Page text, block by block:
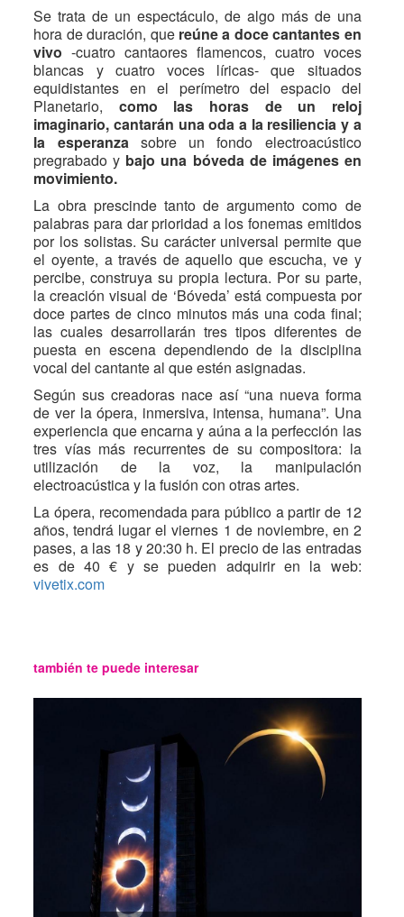
Se trata de un espectáculo, de algo más de una
hora de duración, que reúne a doce cantantes en
vivo -cuatro cantaores flamencos, cuatro voces
blancas y cuatro voces líricas- que situados
equidistantes en el perímetro del espacio del
Planetario, como las horas de un reloj
imaginario, cantarán una oda a la resiliencia y a
la esperanza sobre un fondo electroacústico
pregrabado y bajo una bóveda de imágenes en
movimiento.
La obra prescinde tanto de argumento como de
palabras para dar prioridad a los fonemas emitidos
por los solistas. Su carácter universal permite que
el oyente, a través de aquello que escucha, ve y
percibe, construya su propia lectura. Por su parte,
la creación visual de ‘Bóveda’ está compuesta por
doce partes de cinco minutos más una coda final;
las cuales desarrollarán tres tipos diferentes de
puesta en escena dependiendo de la disciplina
vocal del cantante al que estén asignadas.
Según sus creadoras nace así “una nueva forma
de ver la ópera, inmersiva, intensa, humana”. Una
experiencia que encarna y aúna a la perfección las
tres vías más recurrentes de su compositora: la
utilización de la voz, la manipulación
electroacústica y la fusión con otras artes.
La ópera, recomendada para público a partir de 12
años, tendrá lugar el viernes 1 de noviembre, en 2
pases, a las 18 y 20:30 h. El precio de las entradas
es de 40 € y se pueden adquirir en la web:
vivetix.com
también te puede interesar